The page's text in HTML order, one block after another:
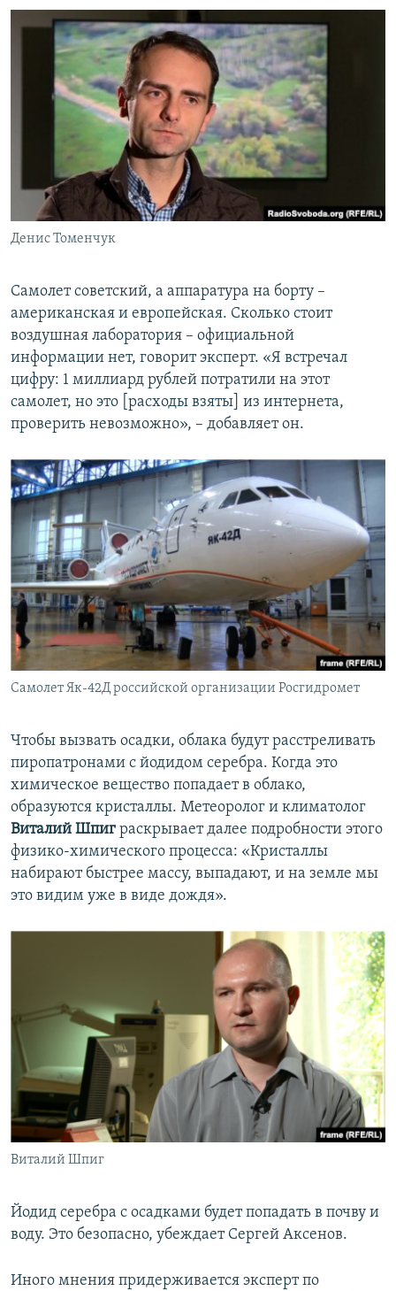
Денис Томенчук
Самолет советский, а аппаратура на борту –
американская и европейская. Сколько стоит
воздушная лаборатория – официальной
информации нет, говорит эксперт. «Я встречал
цифру: 1 миллиард рублей потратили на этот
самолет, но это [расходы взяты] из интернета,
проверить невозможно», – добавляет он.
Самолет Як-42Д российской организации Росгидромет
Чтобы вызвать осадки, облака будут расстреливать
пиропатронами с йодидом серебра. Когда это
химическое вещество попадает в облако,
образуются кристаллы. Метеоролог и климатолог
Виталий Шпиг раскрывает далее подробности этого
физико-химического процесса: «Кристаллы
набирают быстрее массу, выпадают, и на земле мы
это видим уже в виде дождя».
Виталий Шпиг
Йодид серебра с осадками будет попадать в почву и
воду. Это безопасно, убеждает Сергей Аксенов.
Иного мнения придерживается эксперт по